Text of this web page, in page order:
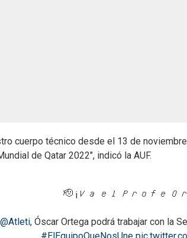
cuerpo técnico desde el 13 de
de Qatar 2022", indicó la AUF.
🫡 ¡𝑉𝑎 𝑒𝑙 𝑃𝑟𝑜𝑓𝑒
@Atleti, Óscar Ortega podrá trabajar con la